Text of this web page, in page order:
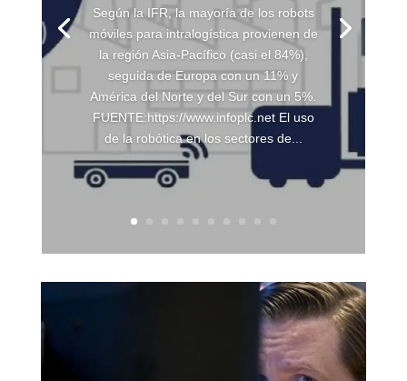
Según la IFR, la mayoría de los robots
móviles para intralogística provienen de
la región Asia-Pacífico (casi el 84%),
seguida de Europa con un 11% y
América del Norte y del Sur con un 5%.
FUENTE:https://www.infoplc.net El uso
de la robótica en los sectores de...